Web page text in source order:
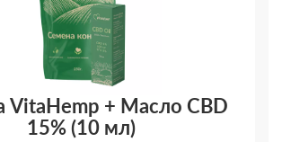
VitaHemp + Масло CBD
15% (10 мл)